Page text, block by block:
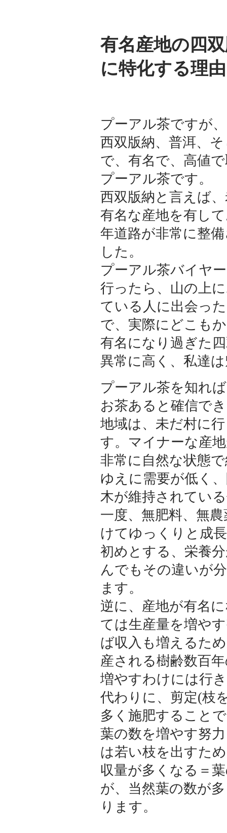
有名産地の四
に特化する理由
プーアル茶ですが
西双版納、普洱、
で、有名で、高値
プーアル茶です。
西双版納と言えば
有名な産地を有し
年道路が非常に整
した。
プーアル茶バイヤ
行ったら、山の上
ている人に出会っ
で、実際にどこも
有名になり過ぎた
異常に高く、私達
プーアル茶を知れ
お茶あると確信で
地域は、未だ村に
す。マイナーな産
非常に自然な状態
ゆえに需要が低く
木が維持されてい
一度、無肥料、無
けてゆっくりと成
初めとする、栄養
んでもその違いが
ます。
逆に、産地が有名
ては生産量を増や
ば収入も増えるた
産される樹齢数百
増やすわけには行
代わりに、剪定(枝
多く施肥すること
葉の数を増やす努
は若い枝を出すた
収量が多くなる＝
が、当然葉の数が
ります。